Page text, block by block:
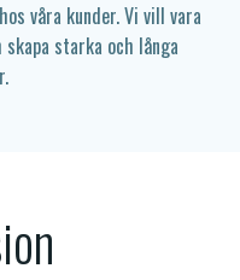
våra kunder. Vi vill vara
starka och långa